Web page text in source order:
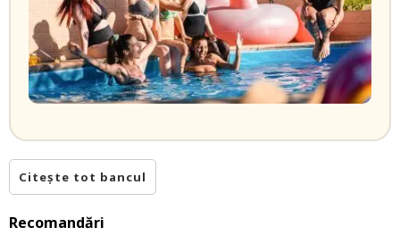
Citește tot bancul
Recomandări